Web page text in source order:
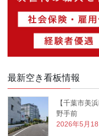
最新空き看板情報
【千葉市美
野手前
2026年5月18